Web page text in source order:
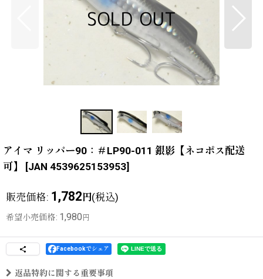
アイマ リッパー90：＃LP90-011 銀影【ネコポス配送
可】
[JAN 4539625153953]
販売価格: 1,782円(税込)
希望小売価格: 1,980 円
Facebookでシェア
返品特約に関する重要事項